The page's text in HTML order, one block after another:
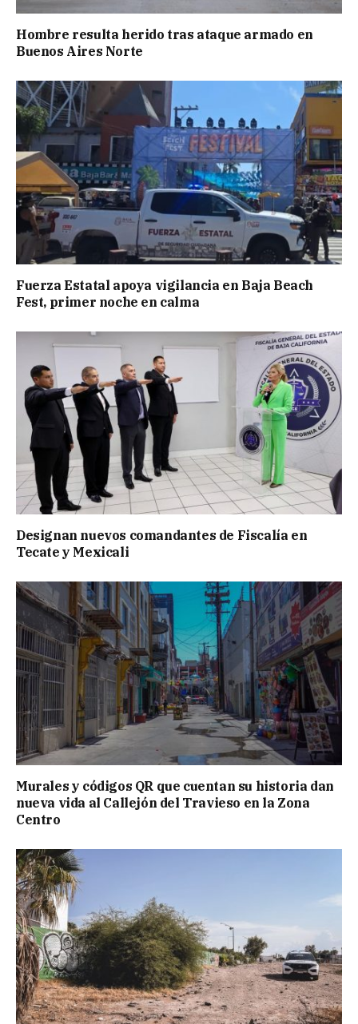
Hombre resulta herido tras ataque armado en
Buenos Aires Norte
Fuerza Estatal apoya vigilancia en Baja Beach
Fest, primer noche en calma
Designan nuevos comandantes de Fiscalía en
Tecate y Mexicali
Murales y códigos QR que cuentan su historia dan
nueva vida al Callejón del Travieso en la Zona
Centro